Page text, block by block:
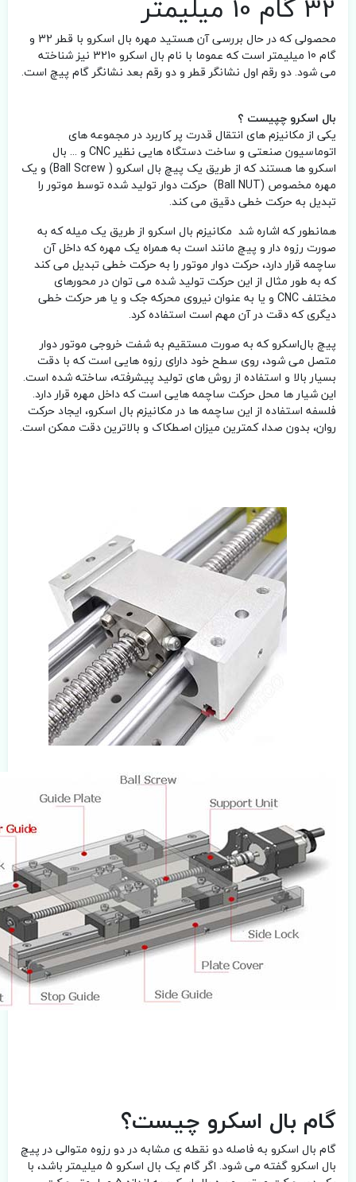
محصولی که در حال بررسی آن هستید مهره بال اسکرو با قطر 32 و
گام 10 میلیمتر است که عموما با نام بال اسکرو 3210 نیز شناخته
می شود. دو رقم اول نشانگر قطر و دو رقم بعد نشانگر گام پیچ است.
بال اسکرو چپیست ؟
یکی از مکانیزم های انتقال قدرت پر کاربرد در مجموعه های
اتوماسیون صنعتی و ساخت دستگاه هایی نظیر CNC و ... بال
اسکرو ها هستند که از طریق یک پیچ بال اسکرو ( Ball Screw) و یک
مهره مخصوص (Ball NUT) حرکت دوار تولید شده توسط موتور را
تبدیل به حرکت خطی دقیق می کند.
همانطور که اشاره شد مکانیزم بال اسکرو از طریق یک میله که به
صورت رزوه دار و پیچ مانند است به همراه یک مهره که داخل آن
ساچمه قرار دارد، حرکت دوار موتور را به حرکت خطی تبدیل می کند
که به طور مثال از این حرکت تولید شده می توان در محورهای
مختلف CNC و یا به عنوان نیروی محرکه جک و یا هر حرکت خطی
دیگری که دقت در آن مهم است استفاده کرد.
پیچ بال‌اسکرو که به صورت مستقیم به شفت خروجی موتور دوار
متصل می شود، روی سطح خود دارای رزوه هایی است که با دقت
بسیار بالا و استفاده از روش های تولید پیشرفته، ساخته شده است.
این شیار ها محل حرکت ساچمه هایی است که داخل مهره قرار دارد.
فلسفه استفاده از این ساچمه ها در مکانیزم بال اسکرو، ایجاد حرکت
روان، بدون صدا، کمترین میزان اصطکاک و بالاترین دقت ممکن است.
گام بال اسکرو چیست؟
گام بال اسکرو به فاصله دو نقطه ی مشابه در دو رزوه متوالی در پیچ
بال اسکرو گفته می شود. اگر گام یک بال اسکرو 5 میلیمتر باشد، با